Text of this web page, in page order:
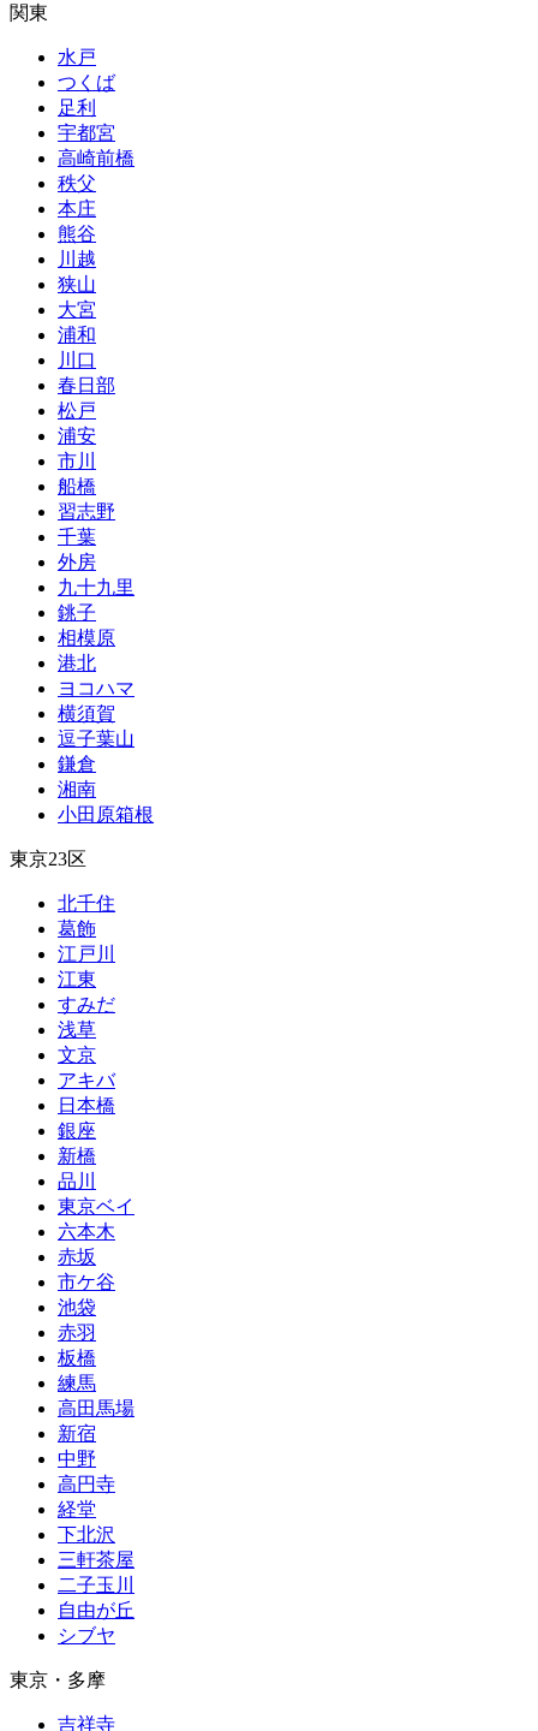
関東
水戸
つくば
足利
宇都宮
高崎前橋
秩父
本庄
熊谷
川越
狭山
大宮
浦和
川口
春日部
松戸
浦安
市川
船橋
習志野
千葉
外房
九十九里
銚子
相模原
港北
ヨコハマ
横須賀
逗子葉山
鎌倉
湘南
小田原箱根
東京23区
北千住
葛飾
江戸川
江東
すみだ
浅草
文京
アキバ
日本橋
銀座
新橋
品川
東京ベイ
六本木
赤坂
市ケ谷
池袋
赤羽
板橋
練馬
高田馬場
新宿
中野
高円寺
経堂
下北沢
三軒茶屋
二子玉川
自由が丘
シブヤ
東京・多摩
吉祥寺